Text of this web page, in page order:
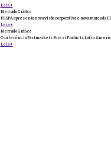
Leia +
Mercado Gráfico
FESPA apresenta nova visão corporativa e nova marca da
Leia +
Mercado Gráfico
Conferência Fastmarkets Forest Products Latin America
Leia +